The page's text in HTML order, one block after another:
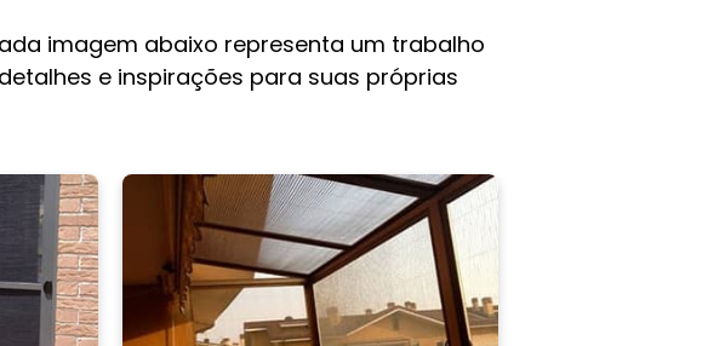
imagem abaixo representa um trabalho
e inspirações para suas próprias